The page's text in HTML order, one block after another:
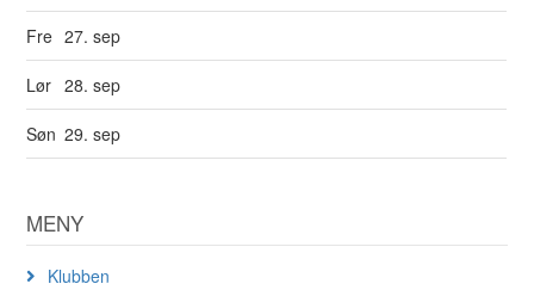
Fre 27. sep
Lør 28. sep
Søn 29. sep
MENY
Klubben